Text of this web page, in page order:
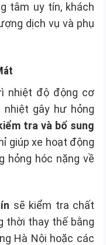
tâm uy tín, khách
dịch vụ và phụ
nhiệt độ động cơ
gây hư hỏng
tra và bổ sung
giúp xe hoạt động
hỏng hóc nặng về
sẽ kiểm tra chất
thời thay thế bằng
Hà Nội hoặc các